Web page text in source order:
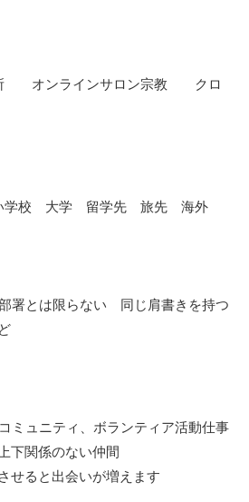
オンラインサロン宗教 クロ
学校 大学 留学先 旅先 海外
署とは限らない 同じ肩書きを持つ
ミュニティ、ボランティア活動仕事
下関係のない仲間
せると出会いが増えます